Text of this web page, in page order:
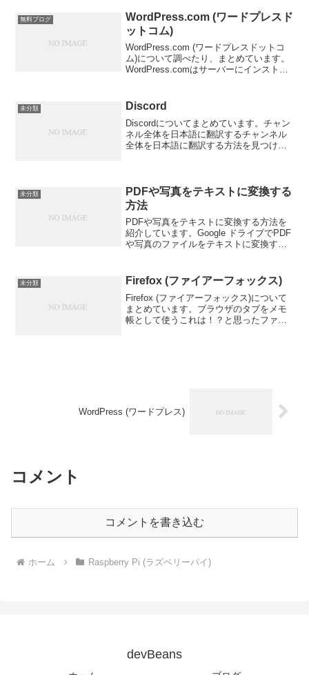
無料ブログ
WordPress.com (ワードプレスド
ットコム)
WordPress.com (ワードプレスドットコ
ム)について調べたり、まとめています。
WordPress.comはサーバーにインストー
グ／有料...
未分類 Discord
Discordについてまとめています。チャン
ネル全体を日本語に翻訳するチャンネル
全体を日本語に翻訳する方法を見つけま
未分類
PDFや写真をテキストに変換する
方法
PDFや写真をテキストに変換する方法を
紹介しています。Google ドライブでPDF
や写真のファイルをテキストに変換する
（.jpeg、.png、.gif）を変換できま...
未分類 Firefox (ファイアーフォックス)
Firefox (ファイアーフォックス)について
まとめています。ブラウザのタブをメモ
帳として使うこれは！？と思ったファイ
WordPress (ワードプレス)
コメント
コメントを書き込む
ホーム Raspberry Pi (ラズベリーパイ)
devBeans